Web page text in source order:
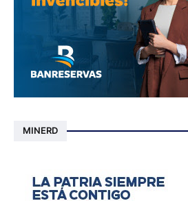
MINERD